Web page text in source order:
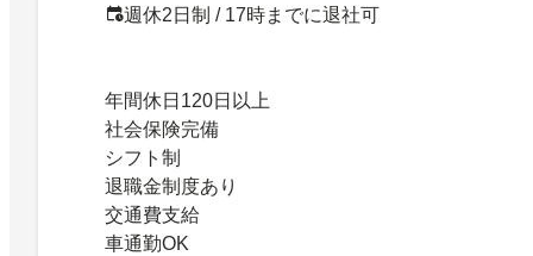
週休2日制 / 17時までに退社可
年間休日120日以上
社会保険完備
シフト制
退職金制度あり
交通費支給
車通勤OK